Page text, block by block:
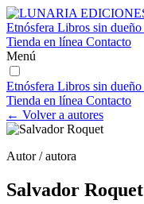
Etnósfera Libros sin dueño
Tienda en línea Contacto
Menú
Etnósfera Libros sin dueño
Tienda en línea Contacto
← Volver a autores
Autor / autora
Salvador Roquet